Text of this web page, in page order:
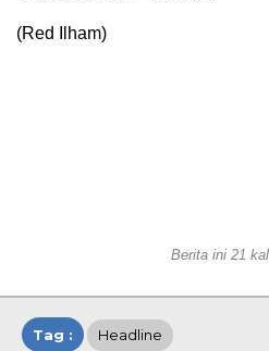
(Red Ilham)
Berita ini 21
Tag : Headline